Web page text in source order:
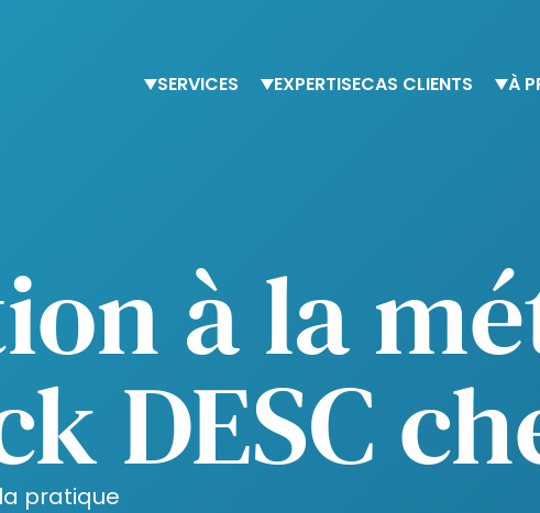
SERVICES EXPERTISECAS CLIENTS À
à la
DESC
pratique